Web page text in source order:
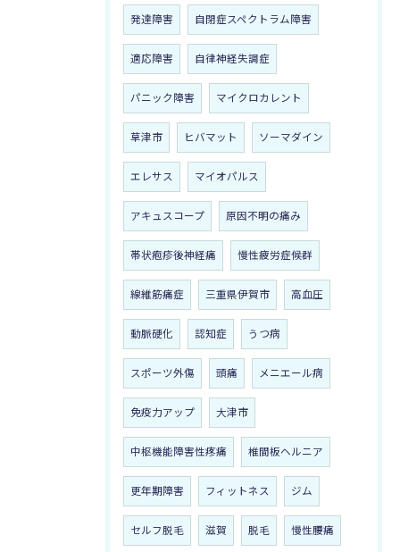
発達障害 自閉症スペクトラム障害
適応障害 自律神経失調症
パニック障害 マイクロカレント
草津市 ヒバマット ソーマダイン
エレサス マイオパルス
アキュスコープ 原因不明の痛み
帯状疱疹後神経痛 慢性疲労症候群
線維筋痛症 三重県伊賀市 高血圧
動脈硬化 認知症 うつ病
スポーツ外傷 頭痛 メニエール病
免疫力アップ 大津市
中枢機能障害性疼痛 椎間板ヘルニア
更年期障害 フィットネス ジム
セルフ脱毛 滋賀 脱毛 慢性腰痛